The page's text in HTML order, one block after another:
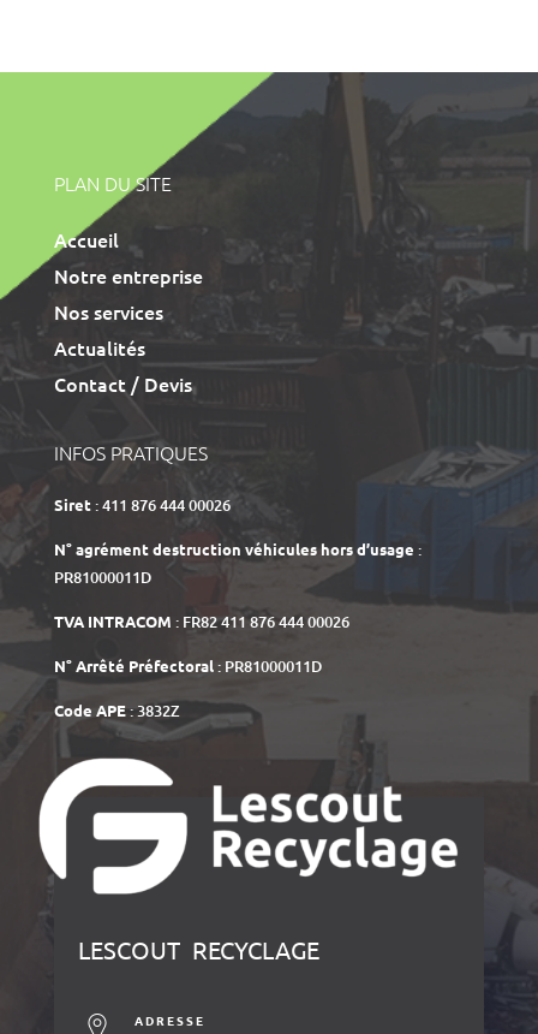
PLAN DU SITE
Accueil
Notre entreprise
Nos services
Actualités
Contact / Devis
INFOS PRATIQUES
Siret: 411 876 444 00026
N° agrément destruction véhicules hors d’usage :
PR81000011D
TVA INTRACOM : FR82 411 876 444 00026
N° Arrêté Préfectoral: PR81000011D
Code APE: 3832Z
LESCOUT RECYCLAGE
ADRESSE